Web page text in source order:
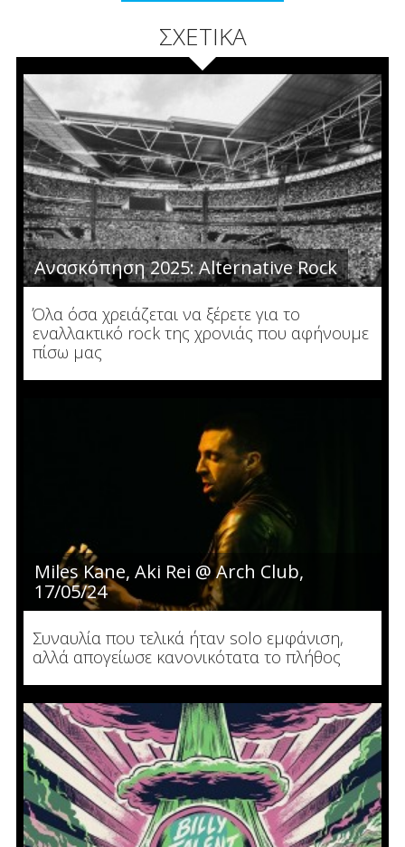
ΣΧΕΤΙΚΑ
Ανασκόπηση 2025: Alternative Rock
Όλα όσα χρειάζεται να ξέρετε για το
εναλλακτικό rock της χρονιάς που αφήνουμε
πίσω μας
Miles Kane, Aki Rei @ Arch Club,
17/05/24
Συναυλία που τελικά ήταν solo εμφάνιση,
αλλά απογείωσε κανονικότατα το πλήθος